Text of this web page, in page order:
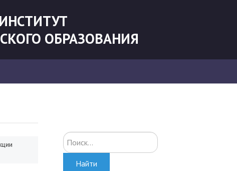
ОБРАЗОВАНИЯ
Искать...
Найти